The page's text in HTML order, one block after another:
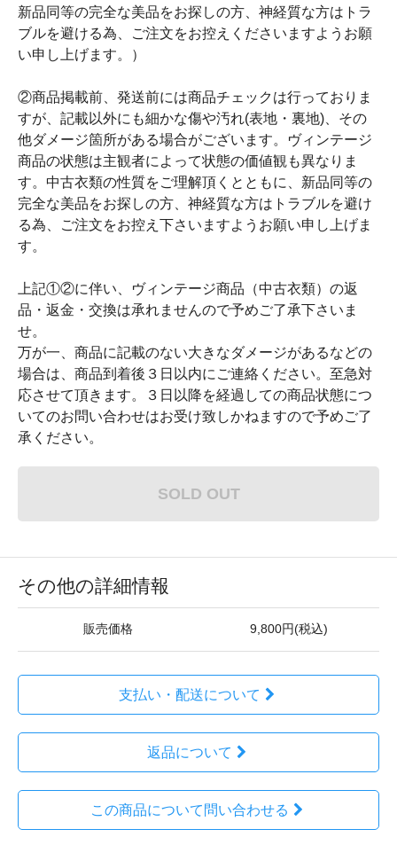
新品同等の完全な美品をお探しの方、神経質な方はトラ
ブルを避ける為、ご注文をお控えくださいますようお願
い申し上げます。）
②商品掲載前、発送前には商品チェックは行っておりま
すが、記載以外にも細かな傷や汚れ(表地・裏地)、その
他ダメージ箇所がある場合がございます。ヴィンテージ
商品の状態は主観者によって状態の価値観も異なりま
す。中古衣類の性質をご理解頂くとともに、新品同等の
完全な美品をお探しの方、神経質な方はトラブルを避け
る為、ご注文をお控え下さいますようお願い申し上げま
す。
上記①②に伴い、ヴィンテージ商品（中古衣類）の返
品・返金・交換は承れませんので予めご了承下さいま
せ。
万が一、商品に記載のない大きなダメージがあるなどの
場合は、商品到着後３日以内にご連絡ください。至急対
応させて頂きます。３日以降を経過しての商品状態につ
いてのお問い合わせはお受け致しかねますので予めご了
承ください。
SOLD OUT
その他の詳細情報
販売価格 9,800円(税込)
支払い・配送について
返品について
この商品について問い合わせる